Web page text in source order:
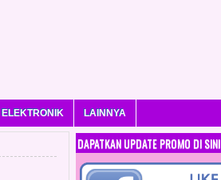
ELEKTRONIK LAINNYA
DAPATKAN UPDATE PROMO DI SINI